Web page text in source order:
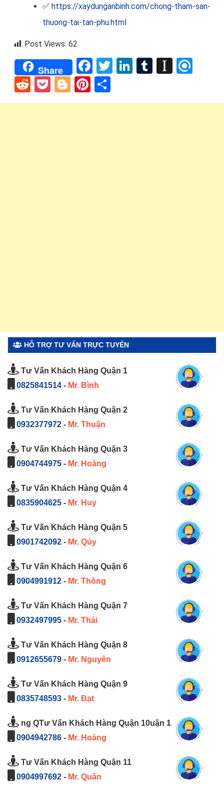
✅ https://xaydunganbinh.com/chong-tham-san-
thuong-tai-tan-phu.html
Post Views: 62
Share Facebook
TwitterLinkedIn
Tumblr
RedditPocket
BloggerPinterest
HỖ TRỢ TƯ VẤN TRỰC TUYẾN
Tư Vấn Khách Hàng Quận 1
0825841514 - Mr. Bình
Tư Vấn Khách Hàng Quận 2
0932377972 - Mr. Thuận
Tư Vấn Khách Hàng Quận 3
0904744975 - Mr. Hoàng
Tư Vấn Khách Hàng Quận 4
0835904625 - Mr. Huy
Tư Vấn Khách Hàng Quận 5
0901742092 - Mr. Qúy
Tư Vấn Khách Hàng Quận 6
0904991912 - Mr. Thông
Tư Vấn Khách Hàng Quận 7
0932497995 - Mr. Thái
Tư Vấn Khách Hàng Quận 8
0912655679 - Mr. Nguyên
Tư Vấn Khách Hàng Quận 9
0835748593 - Mr. Đạt
ng QTư Vấn Khách Hàng Quận 10uận 1
0904942786 - Mr. Hoàng
Tư Vấn Khách Hàng Quận 11
0904997692 - Mr. Quân